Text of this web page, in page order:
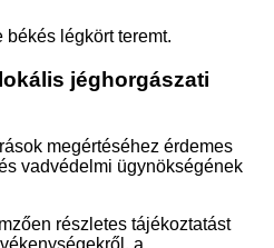
békés légkört teremt.
jéghorgászati
megértéséhez érdemes
vadvédelmi ügynökségének
részletes tájékoztatást